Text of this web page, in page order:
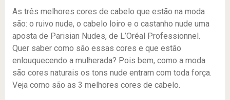
As três melhores cores de cabelo que estão na moda
são: o ruivo nude, o cabelo loiro e o castanho nude uma
aposta de Parisian Nudes, de L’Oréal Professionnel.
Quer saber como são essas cores e que estão
enlouquecendo a mulherada? Pois bem, como a moda
são cores naturais os tons nude entram com toda força.
Veja como são as 3 melhores cores de cabelo.